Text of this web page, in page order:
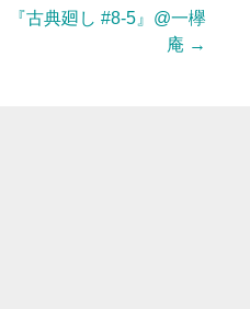
『古典廻し #8-5』@一欅
庵 →